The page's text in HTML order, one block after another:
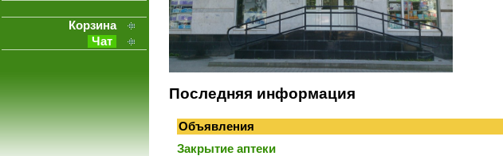
Корзина
Чат
Последняя информация
Объявления
Закрытие аптеки